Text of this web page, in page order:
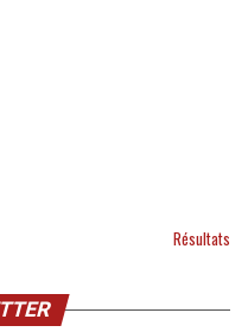
Résultats